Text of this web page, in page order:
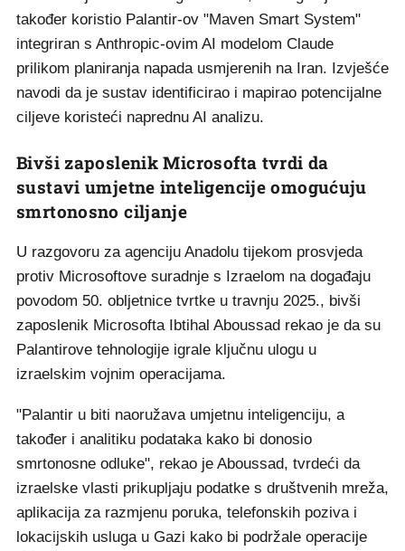
također koristio Palantir-ov "Maven Smart System"
integriran s Anthropic-ovim AI modelom Claude
prilikom planiranja napada usmjerenih na Iran. Izvješće
navodi da je sustav identificirao i mapirao potencijalne
ciljeve koristeći naprednu AI analizu.
Bivši zaposlenik Microsofta tvrdi da
sustavi umjetne inteligencije omogućuju
smrtonosno ciljanje
U razgovoru za agenciju Anadolu tijekom prosvjeda
protiv Microsoftove suradnje s Izraelom na događaju
povodom 50. obljetnice tvrtke u travnju 2025., bivši
zaposlenik Microsofta Ibtihal Aboussad rekao je da su
Palantirove tehnologije igrale ključnu ulogu u
izraelskim vojnim operacijama.
"Palantir u biti naoružava umjetnu inteligenciju, a
također i analitiku podataka kako bi donosio
smrtonosne odluke", rekao je Aboussad, tvrdeći da
izraelske vlasti prikupljaju podatke s društvenih mreža,
aplikacija za razmjenu poruka, telefonskih poziva i
lokacijskih usluga u Gazi kako bi podržale operacije